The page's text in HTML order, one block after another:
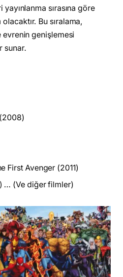
sırasına göre
Bu sıralama,
genişlemesi
sunar.
First Avenger (2011)
… (Ve diğer filmler)